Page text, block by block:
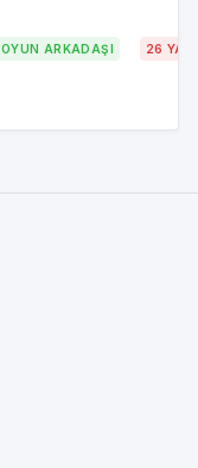
OYUN ARKADAŞI 26 YAŞ